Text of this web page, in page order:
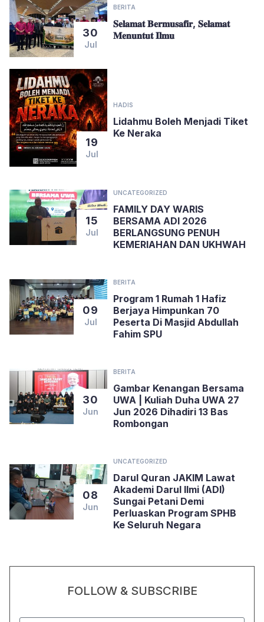
30
Jul
BERITA
𝐒𝐞𝐥𝐚𝐦𝐚𝐭 𝐁𝐞𝐫𝐦𝐮𝐬𝐚𝐟𝐢𝐫, 𝐒𝐞𝐥𝐚𝐦𝐚𝐭
𝐌𝐞𝐧𝐮𝐧𝐭𝐮𝐭 𝐈𝐥𝐦𝐮
19
Jul
HADIS
Lidahmu Boleh Menjadi Tiket
Ke Neraka
15
Jul
UNCATEGORIZED
FAMILY DAY WARIS
BERSAMA ADI 2026
BERLANGSUNG PENUH
KEMERIAHAN DAN UKHWAH
09
Jul
BERITA
Program 1 Rumah 1 Hafiz
Berjaya Himpunkan 70
Peserta Di Masjid Abdullah
Fahim SPU
30
Jun
BERITA
Gambar Kenangan Bersama
UWA | Kuliah Duha UWA 27
Jun 2026 Dihadiri 13 Bas
Rombongan
08
Jun
UNCATEGORIZED
Darul Quran JAKIM Lawat
Akademi Darul Ilmi (ADI)
Sungai Petani Demi
Perluaskan Program SPHB
Ke Seluruh Negara
FOLLOW & SUBSCRIBE